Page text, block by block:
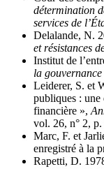
détermination
services de
Delalande, N.
et résistances
Institut de
la
Leiderer, S. et
publiques :
financière »,
vol. 26, n° 2, p.
Marc, F. et
enregistré à la
Rapetti, D.